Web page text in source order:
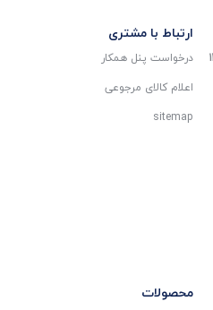
ارتباط با مشتری
درخواست پنل همکار
اعلام کالای مرجوعی
sitemap
محصولات